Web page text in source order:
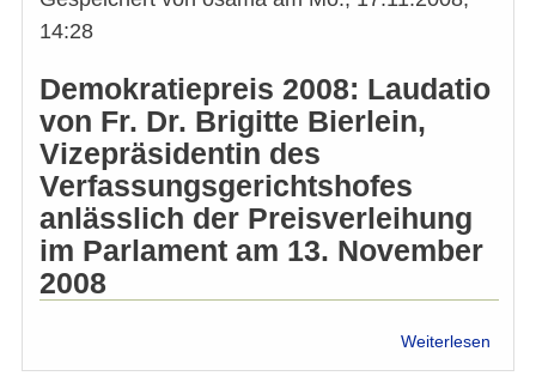
14:28
Demokratiepreis 2008: Laudatio
von Fr. Dr. Brigitte Bierlein,
Vizepräsidentin des
Verfassungsgerichtshofes
anlässlich der Preisverleihung
im Parlament am 13. November
2008
Weiterlesen